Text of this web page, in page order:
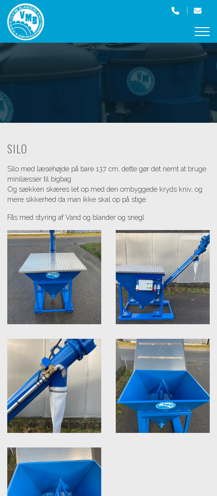
til
hovedindhold
SILO
Silo med læsehøjde på bare 137 cm, dette gør det nemt at bruge
minilæsser til bigbag.
Og sækken skæres let op med den ombyggede kryds kniv, og
mere sikkerhed da man ikke skal op på stige.
Fås med styring af Vand og blander og snegl